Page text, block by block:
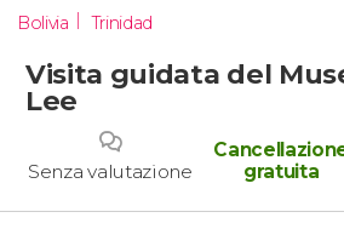
Bolivia Trinidad
Visita guidata del
Lee
Senza valutazione
gratuita